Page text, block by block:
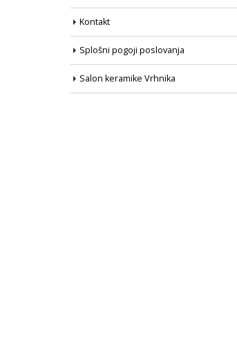
Kontakt
Splošni pogoji poslovanja
Salon keramike Vrhnika